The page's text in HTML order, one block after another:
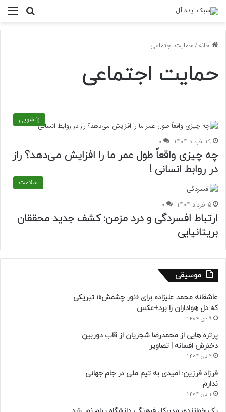
خانه/حمایت اجتماعی
حمایت اجتماعی
زناشویی
19 خرداد 1404 0
چه چیزی واقعاً طول عمر ما را افزایش می‌دهد؟ راز
در روابط انسانی !
سلامت
5 خرداد 1404 0
ارتباط افسردگی و درد مزمن: کشف جدید محققان
بریتانیایی
موسیقی
عاشقانه محمد علیزاده برای «نور چشمش»؛ تبریکی
که دل هواداران را برد+عکس
9 دی 1404
پرتره هایی از محمدرضا شجریان از قاب دوربینِ
دخترش افسانه | تصاویر
2 دی 1404
فرزاد فرزین: امیدی به تیم ملی در جام جهانی
ندارم
1 دی 1404